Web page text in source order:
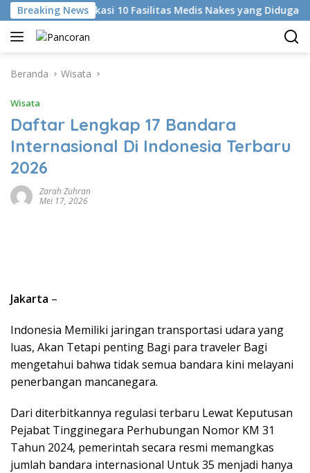
Langsung
ke
konten
Breaking News
Identifikasi 10 Fasilitas Medis Nakes yang Diduga Komentar
Beranda Wisata
Wisata
Daftar Lengkap 17 Bandara
Internasional Di Indonesia Terbaru
2026
Zarah Zuhran
Mei 17, 2026
Jakarta –
Indonesia Memiliki jaringan transportasi udara yang
luas, Akan Tetapi penting Bagi para traveler Bagi
mengetahui bahwa tidak semua bandara kini melayani
penerbangan mancanegara.
Dari diterbitkannya regulasi terbaru Lewat Keputusan
Pejabat Tingginegara Perhubungan Nomor KM 31
Tahun 2024, pemerintah secara resmi memangkas
jumlah bandara internasional Untuk 35 menjadi hanya